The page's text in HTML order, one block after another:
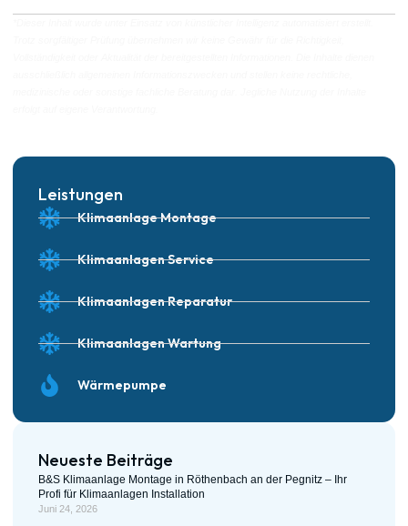
Leistungen
Klimaanlage Montage
Klimaanlagen Service
Klimaanlagen Reparatur
Klimaanlagen Wartung
Wärmepumpe
Neueste Beiträge
B&S Klimaanlage Montage in Röthenbach an der Pegnitz – Ihr
Profi für Klimaanlagen Installation
Juni 24, 2026